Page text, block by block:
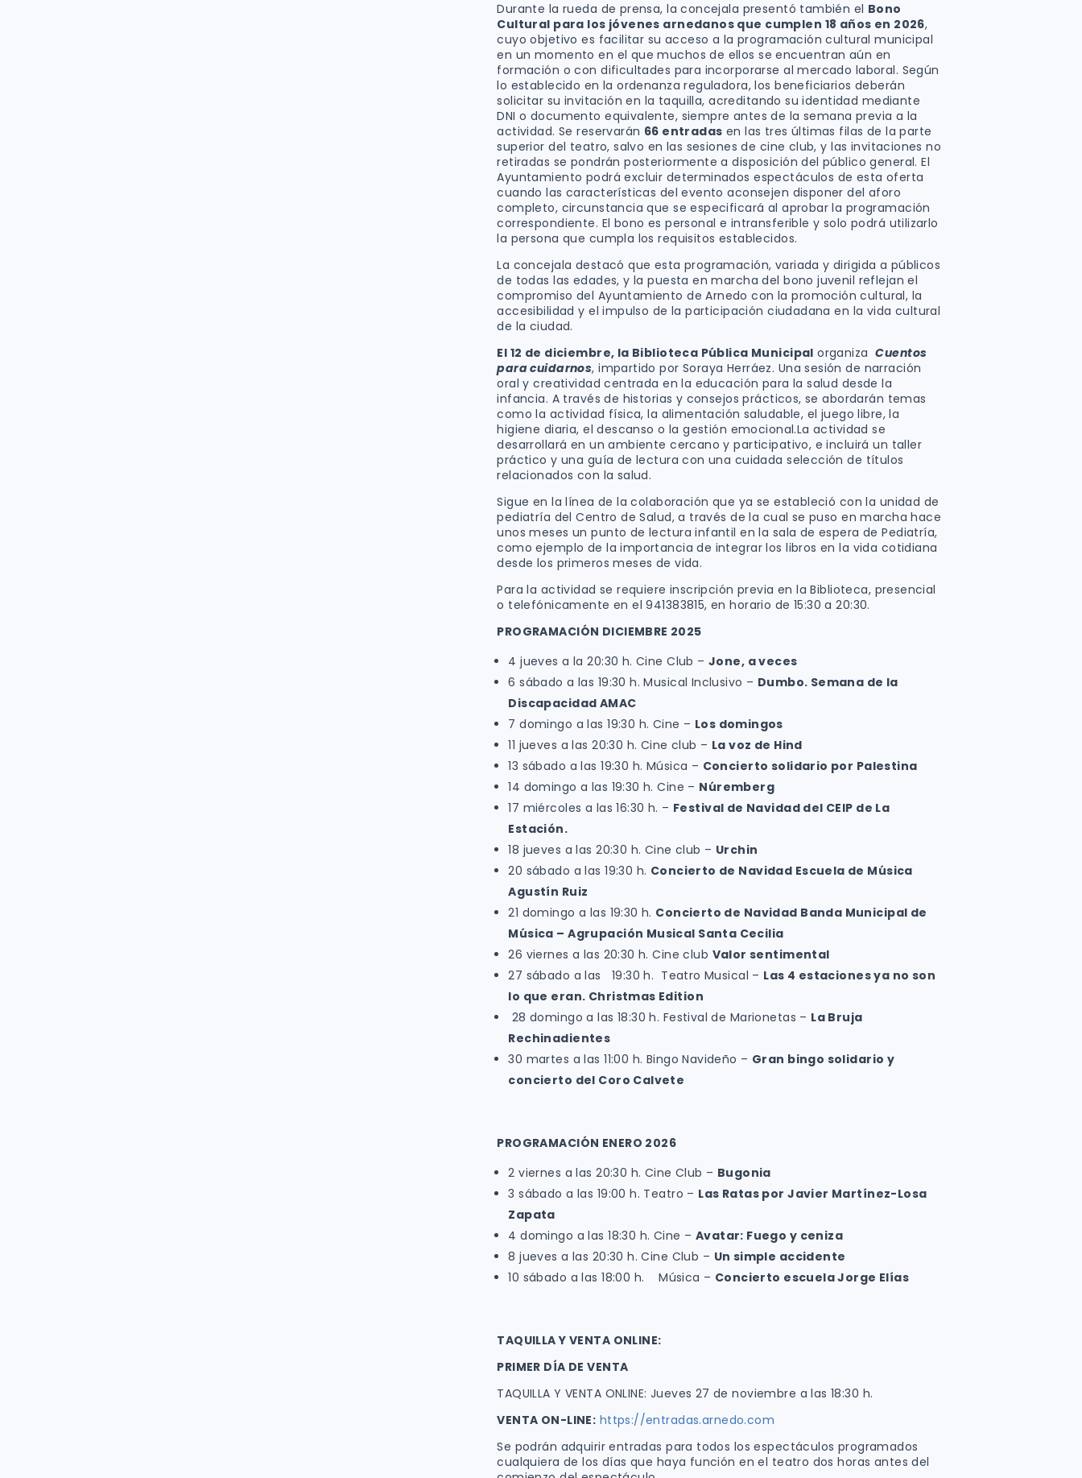
Durante la rueda de prensa, la concejala presentó también el Bono
Cultural para los jóvenes arnedanos que cumplen 18 años en 2026,
cuyo objetivo es facilitar su acceso a la programación cultural municipal
en un momento en el que muchos de ellos se encuentran aún en
formación o con dificultades para incorporarse al mercado laboral. Según
lo establecido en la ordenanza reguladora, los beneficiarios deberán
solicitar su invitación en la taquilla, acreditando su identidad mediante
DNI o documento equivalente, siempre antes de la semana previa a la
actividad. Se reservarán 66 entradas en las tres últimas filas de la parte
superior del teatro, salvo en las sesiones de cine club, y las invitaciones no
retiradas se pondrán posteriormente a disposición del público general. El
Ayuntamiento podrá excluir determinados espectáculos de esta oferta
cuando las características del evento aconsejen disponer del aforo
completo, circunstancia que se especificará al aprobar la programación
correspondiente. El bono es personal e intransferible y solo podrá utilizarlo
la persona que cumpla los requisitos establecidos.
La concejala destacó que esta programación, variada y dirigida a públicos
de todas las edades, y la puesta en marcha del bono juvenil reflejan el
compromiso del Ayuntamiento de Arnedo con la promoción cultural, la
accesibilidad y el impulso de la participación ciudadana en la vida cultural
de la ciudad.
El 12 de diciembre, la Biblioteca Pública Municipal organizaCuentos
para cuidarnos, impartido por Soraya Herráez. Una sesión de narración
oral y creatividad centrada en la educación para la salud desde la
infancia. A través de historias y consejos prácticos, se abordarán temas
como la actividad física, la alimentación saludable, el juego libre, la
higiene diaria, el descanso o la gestión emocional.La actividad se
desarrollará en un ambiente cercano y participativo, e incluirá un taller
práctico y una guía de lectura con una cuidada selección de títulos
relacionados con la salud.
Sigue en la línea de la colaboración que ya se estableció con la unidad de
pediatría del Centro de Salud, a través de la cual se puso en marcha hace
unos meses un punto de lectura infantil en la sala de espera de Pediatría,
como ejemplo de la importancia de integrar los libros en la vida cotidiana
desde los primeros meses de vida.
Para la actividad se requiere inscripción previa en la Biblioteca, presencial
o telefónicamente en el 941383815, en horario de 15:30 a 20:30.
PROGRAMACIÓN DICIEMBRE 2025
4 jueves a la 20:30 h. Cine Club –Jone, a veces
6 sábado a las 19:30 h. Musical Inclusivo – Dumbo. Semana de la
Discapacidad AMAC
7 domingo a las 19:30 h. Cine – Los domingos
11 jueves a las 20:30 h. Cine club – La voz de Hind
13 sábado a las 19:30 h. Música – Concierto solidario por Palestina
14 domingo a las 19:30 h. Cine – Núremberg
17 miércoles a las 16:30 h. – Festival de Navidad del CEIP de La
Estación.
18 jueves a las 20:30 h. Cine club – Urchin
20 sábado a las 19:30 h. Concierto de Navidad Escuela de Música
Agustín Ruiz
21 domingo a las 19:30 h. Concierto de Navidad Banda Municipal de
Música – Agrupación Musical Santa Cecilia
26 viernes a las 20:30 h. Cine club Valor sentimental
27 sábado a las 19:30 h. Teatro Musical – Las 4 estaciones ya no son
lo que eran. Christmas Edition
28 domingo a las 18:30 h. Festival de Marionetas – La Bruja
Rechinadientes
30 martes a las 11:00 h. Bingo Navideño – Gran bingo solidario y
concierto del Coro Calvete
PROGRAMACIÓN ENERO 2026
2 viernes a las 20:30 h. Cine Club – Bugonia
3 sábado a las 19:00 h. Teatro – Las Ratas por Javier Martínez-Losa
Zapata
4 domingo a las 18:30 h. Cine – Avatar: Fuego y ceniza
8 jueves a las 20:30 h. Cine Club – Un simple accidente
10 sábado a las 18:00 h. Música – Concierto escuela Jorge Elías
TAQUILLA Y VENTA ONLINE:
PRIMER DÍA DE VENTA
TAQUILLA Y VENTA ONLINE: Jueves 27 de noviembre a las 18:30 h.
VENTA ON-LINE: https://entradas.arnedo.com
Se podrán adquirir entradas para todos los espectáculos programados
cualquiera de los días que haya función en el teatro dos horas antes del